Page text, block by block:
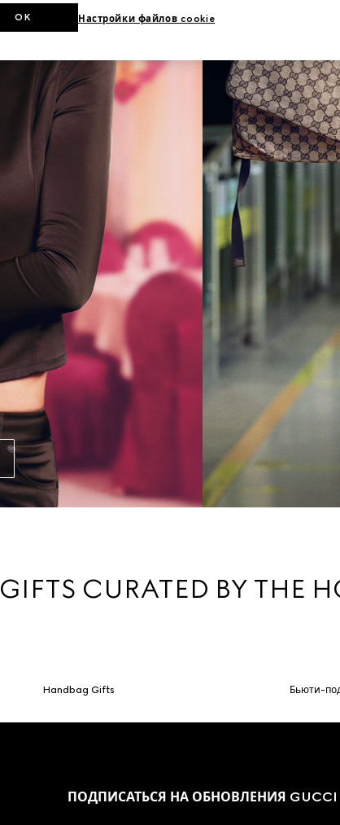
GIFTS CURATED BY THE
Handbag Gifts Бьюти-
ПОДПИСАТЬСЯ НА ОБНОВЛЕНИЯ GUCCI
Настройки файлов cookie
OK